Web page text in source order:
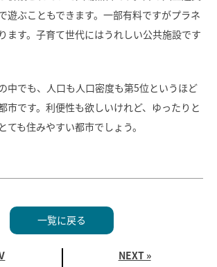
遊ぶこともできます。一部有料ですがプラネ
ます。子育て世代にはうれしい公共施設です
中でも、人口も人口密度も第5位というほど
市です。利便性も欲しいけれど、ゆったりと
ても住みやすい都市でしょう。
一覧に戻る
NEXT »